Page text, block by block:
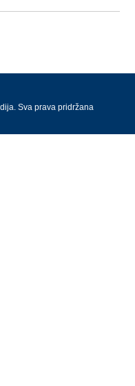
Sva prava pridržana